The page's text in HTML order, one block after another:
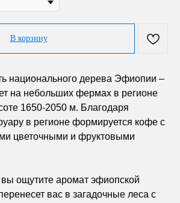
В корзину
национального дерева Эфиопии –
на небольших фермах в регионе
1650-2050 м. Благодаря
в регионе формируется кофе с
цветочными и фруктовыми
вы ощутите аромат эфиопской
вас в загадочные леса с